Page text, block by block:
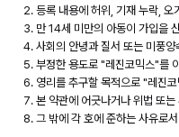
등록 내용에 허위, 기재 누락, 오
만 14세 미만의 아동이 가입을
사회의 안녕과 질서 또는 미풍
부정한 용도로 "레진코믹스"를
영리를 추구할 목적으로 "레진
본 약관에 어긋나거나 위법 또
그 밖에 각 호에 준하는 사유로